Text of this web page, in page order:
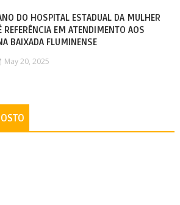
DO HOSPITAL ESTADUAL DA MULHER
REFERÊNCIA EM ATENDIMENTO AOS
BAIXADA FLUMINENSE
May 20, 2025